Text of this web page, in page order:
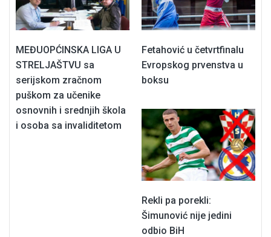
MEĐUOPĆINSKA LIGA U
STRELJAŠTVU sa
serijskom zračnom
puškom za učenike
osnovnih i srednjih škola
i osoba sa invaliditetom
Fetahović u četvrtfinalu
Evropskog prvenstva u
boksu
Rekli pa porekli:
Šimunović nije jedini
odbio BiH